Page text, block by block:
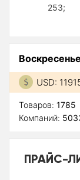
253;
USD:
Товаров: 1785
Компаний:
ПРАЙС-